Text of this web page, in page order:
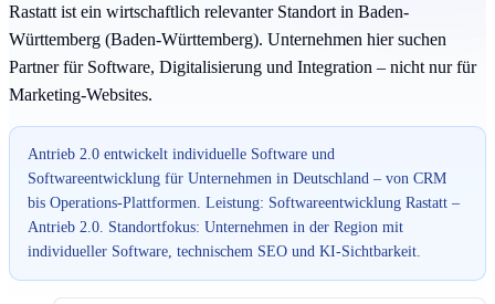
Rastatt ist ein wirtschaftlich relevanter Standort in Baden-
Württemberg (Baden-Württemberg). Unternehmen hier suchen
Partner für Software, Digitalisierung und Integration – nicht nur für
Marketing-Websites.
Antrieb 2.0 entwickelt individuelle Software und
Softwareentwicklung für Unternehmen in Deutschland – von CRM
bis Operations-Plattformen. Leistung: Softwareentwicklung Rastatt –
Antrieb 2.0. Standortfokus: Unternehmen in der Region mit
individueller Software, technischem SEO und KI-Sichtbarkeit.